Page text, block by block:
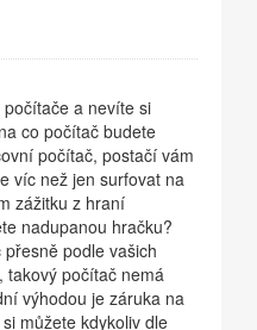
a nevíte si
co počítač budete
počítač, postačí vám
víc než jen surfovat na
zážitku z hraní
nadupanou hračku?
podle vašich
takový počítač nemá
výhodou je záruka na
můžete kdykoliv dle